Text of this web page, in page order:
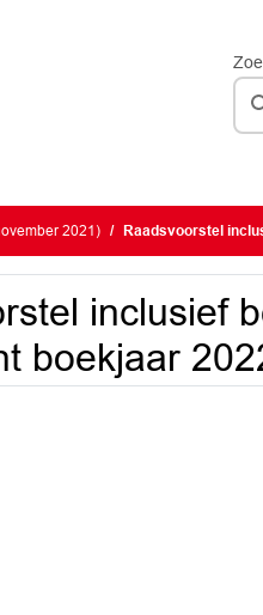
2021) Raadsvoorstel
inclusief
boekjaar